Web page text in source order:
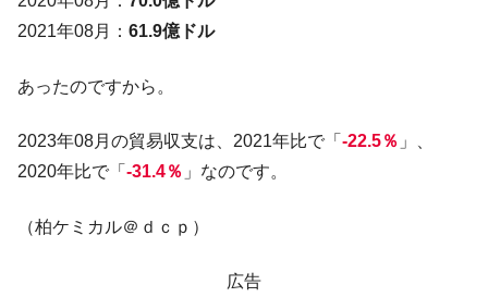
2021年08月： 61.9億ドル
あったのですから。
2023年08月の貿易収支は、2021年比で「 -22.5％ 」、
2020年比で「 -31.4％ 」なのです。
（柏ケミカル＠ｄｃｐ）
広告